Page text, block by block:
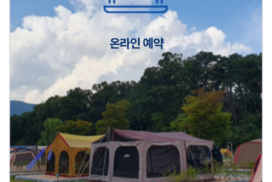
2026년 5월 캠핑장 안점 점검의 날 변경 안내
캠핑장(9월1일~6일) 미운영 공지
2026년 5월 캠핑장 안점 점검의 날 변경 안내
온라인 예약